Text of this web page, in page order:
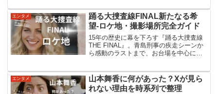
ら小説を書き続け、1985年に『放課後』
で江戸川乱歩賞を受賞...
エンタメ
踊る大捜査線FINAL新たなる希
望-ロケ地・撮影場所完全ガイド
15年の歴史に幕を下ろす『踊る大捜査線
THE FINAL』。青島刑事の疾走シーンか
ら感動のラストまで、お台場を中心に繰
捜査線 THE FINAL』の概要『踊る大捜査
線...
エンタメ
山本舞香に何があった？Xが見ら
れない理由を時系列で整理